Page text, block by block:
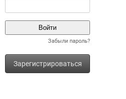
Забыли пароль?
Зарегистрироваться